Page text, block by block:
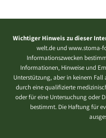
Wichtiger Hinweis zu dieser
welt.de und www.stoma-
Informationszwecken
Informationen, Hinweise und
Unterstützung, aber in keinem Fall
durch eine qualifizierte
oder für eine Untersuchung oder
bestimmt. Die Haftung für